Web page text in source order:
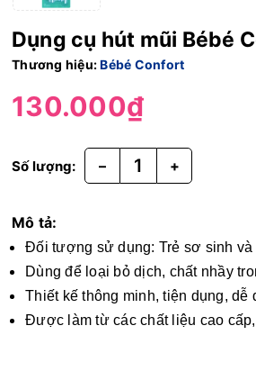
Dụng cụ hút mũi Bébé
Thương hiệu:Bébé Confort
130.000₫
Số lượng: – +
Mô tả:
Đối tượng sử dụng: Trẻ sơ sinh và
Dùng để loại bỏ dịch, chất nhầy
Thiết kế thông minh, tiện dụng, dễ
Được làm từ các chất liệu cao